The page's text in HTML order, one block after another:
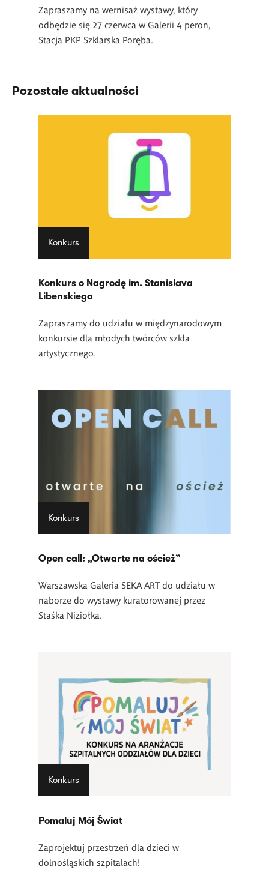
Zapraszamy na wernisaż wystawy, który
odbędzie się 27 czerwca w Galerii 4 peron,
Stacja PKP Szklarska Poręba.
Pozostałe aktualności
Konkurs
Konkurs o Nagrodę im. Stanislava
Libenskiego
Zapraszamy do udziału w międzynarodowym
konkursie dla młodych twórców szkła
artystycznego.
Konkurs
Open call: „Otwarte na oścież”
Warszawska Galeria SEKA ART do udziału w
naborze do wystawy kuratorowanej przez
Staśka Niziołka.
Konkurs
Pomaluj Mój Świat
Zaprojektuj przestrzeń dla dzieci w
dolnośląskich szpitalach!